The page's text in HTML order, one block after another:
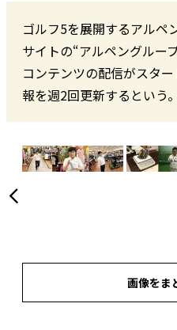
ゴルフ5を展開するアルペ
サイトの“アルペングルー
コンテンツの配信がスタ
報を週2回更新するという。
画像をま